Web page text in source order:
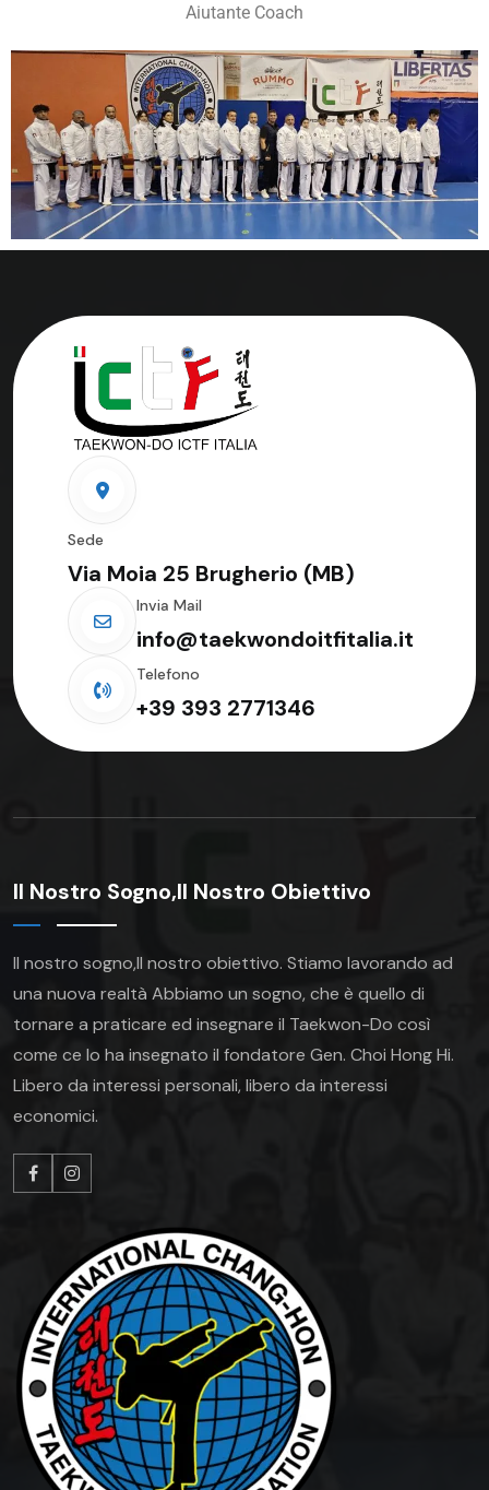
Aiutante Coach
Sede
Via Moia 25 Brugherio (MB)
Invia Mail
info@taekwondoitfitalia.it
Telefono
+39 393 2771346
Il Nostro Sogno,Il Nostro Obiettivo
Il nostro sogno,Il nostro obiettivo. Stiamo lavorando ad
una nuova realtà Abbiamo un sogno, che è quello di
tornare a praticare ed insegnare il Taekwon-Do così
come ce lo ha insegnato il fondatore Gen. Choi Hong Hi.
Libero da interessi personali, libero da interessi
economici.